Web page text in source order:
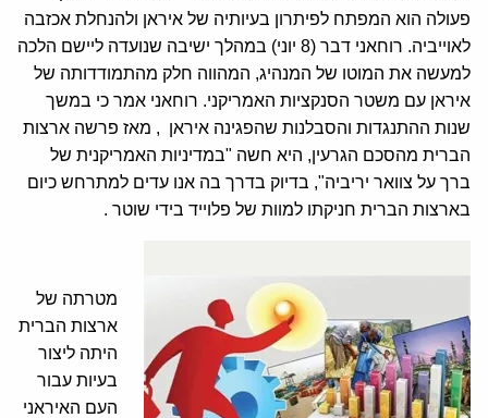
פעולה הוא המפתח לפיתרון בעיותיה של איראן ולהנחלת אכזבה
לאוייביה. רוחאני דבר (8 יוני) במהלך ישיבה שנועדה ליישם הלכה
למעשה את המוטו של המנהיג, המהווה חלק מהתמודדותה של
איראן עם משטר הסנקציות האמריקני. רוחאני אמר כי במשך
שנות ההתנגדות והסבלנות שהפגינה איראן , מאז פרשה ארצות
הברית מהסכם הגרעין, היא חשה "במדיניות האמריקנית של
ברך על צוואר יריביה", בדיוק בדרך בה אנו עדים למתרחש כיום
בארצות הברית חניקתו למוות של פלוייד בידי שוטר .
מטרתה של
ארצות הברית
היתה ליצור
בעיות עבור
העם האיראני